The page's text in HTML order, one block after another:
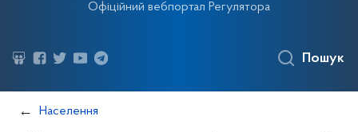
Офіційний вебпортал Регулятора
Пошук
Населення